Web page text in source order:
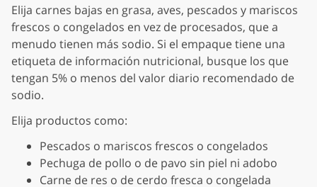
Elija carnes bajas en grasa, aves, pescados y mariscos
frescos o congelados en vez de procesados, que a
menudo tienen más sodio. Si el empaque tiene una
etiqueta de información nutricional, busque los que
tengan 5% o menos del valor diario recomendado de
sodio.
Elija productos como:
Pescados o mariscos frescos o congelados
Pechuga de pollo o de pavo sin piel ni adobo
Carne de res o de cerdo fresca o congelada